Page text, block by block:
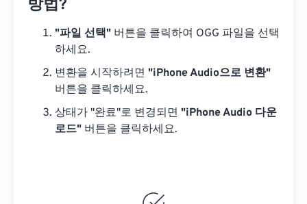
방법?
"파일 선택" 버튼을 클릭하여 OGG 파일을 선택
하세요.
변환을 시작하려면 "iPhone Audio으로 변환"
버튼을 클릭하세요.
상태가 "완료"로 변경되면 "iPhone Audio 다운
로드" 버튼을 클릭하세요.